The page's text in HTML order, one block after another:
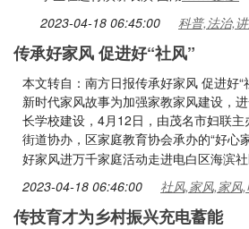
2023-04-18 06:45:00 科普,法治,
传承好家风 促进好“社风”
本文转自：南方日报传承好家风 促进好
新时代家风故事为加强家教家风建设，
长学校建设，4月12日，由茂名市妇联
街道协办，区家庭教育协会承办的“好
好家风进万千家庭活动走进电白区海滨
2023-04-18 06:46:00 社风,家风,家风
传技育才为乡村振兴充电蓄能